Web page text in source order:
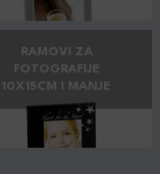
RAMOVI ZA
FOTOGRAFIJE
10X15CM I MANJE